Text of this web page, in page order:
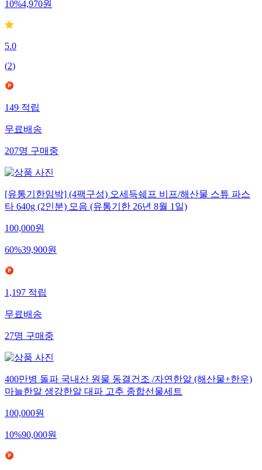
10%4,970원
5.0
(2)
149적립
무료배송
207명구매중
[유통기한임박] (4팩구성) 오세득쉐프 비프/해산물 스튜 파스
타 640g (2인분) 모음 (유통기한 26년 8월 1일)
100,000원
60%39,900원
1,197적립
무료배송
27명구매중
400만병 돌파 국내산 원물 동결건조 /자연한알 (해산물+한우)
마늘한알 생강한알 대파 고추 종합선물세트
100,000원
10%90,000원